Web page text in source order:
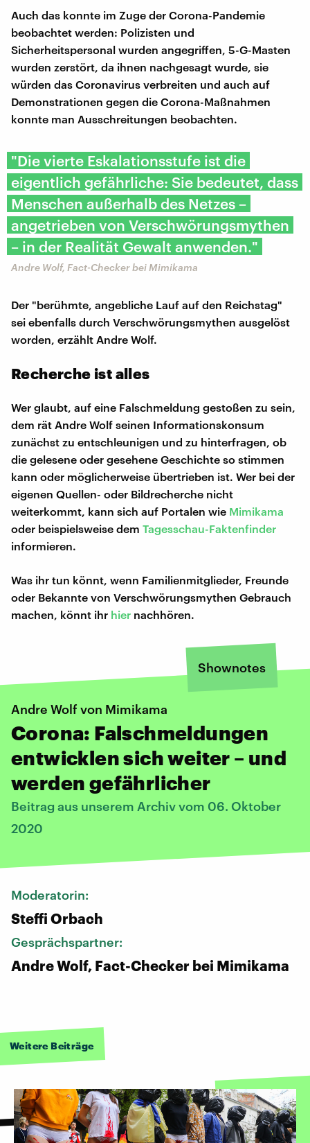
Auch das konnte im Zuge der Corona-Pandemie
beobachtet werden: Polizisten und
Sicherheitspersonal wurden angegriffen, 5-G-Masten
wurden zerstört, da ihnen nachgesagt wurde, sie
würden das Coronavirus verbreiten und auch auf
Demonstrationen gegen die Corona-Maßnahmen
konnte man Ausschreitungen beobachten.
"Die vierte Eskalationsstufe ist die
eigentlich gefährliche: Sie bedeutet, dass
Menschen außerhalb des Netzes –
angetrieben von Verschwörungsmythen
– in der Realität Gewalt anwenden."
Andre Wolf, Fact-Checker bei Mimikama
Der "berühmte, angebliche Lauf auf den Reichstag"
sei ebenfalls durch Verschwörungsmythen ausgelöst
worden, erzählt Andre Wolf.
Recherche ist alles
Wer glaubt, auf eine Falschmeldung gestoßen zu sein,
dem rät Andre Wolf seinen Informationskonsum
zunächst zu entschleunigen und zu hinterfragen, ob
die gelesene oder gesehene Geschichte so stimmen
kann oder möglicherweise übertrieben ist. Wer bei der
eigenen Quellen- oder Bildrecherche nicht
weiterkommt, kann sich auf Portalen wie Mimikama
oder beispielsweise dem Tagesschau-Faktenfinder
informieren.
Was ihr tun könnt, wenn Familienmitglieder, Freunde
oder Bekannte von Verschwörungsmythen Gebrauch
machen, könnt ihr hier nachhören.
Shownotes
Andre Wolf von Mimikama
Corona: Falschmeldungen
entwicklen sich weiter – und
werden gefährlicher
Beitrag aus unserem Archiv vom 06. Oktober
2020
Moderatorin:
Steffi Orbach
Gesprächspartner:
Andre Wolf, Fact-Checker bei Mimikama
Weitere Beiträge